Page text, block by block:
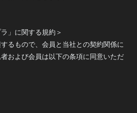
」に関する規約＞
るもので、会員と当社との契約関係に
および会員は以下の条項に同意いただ